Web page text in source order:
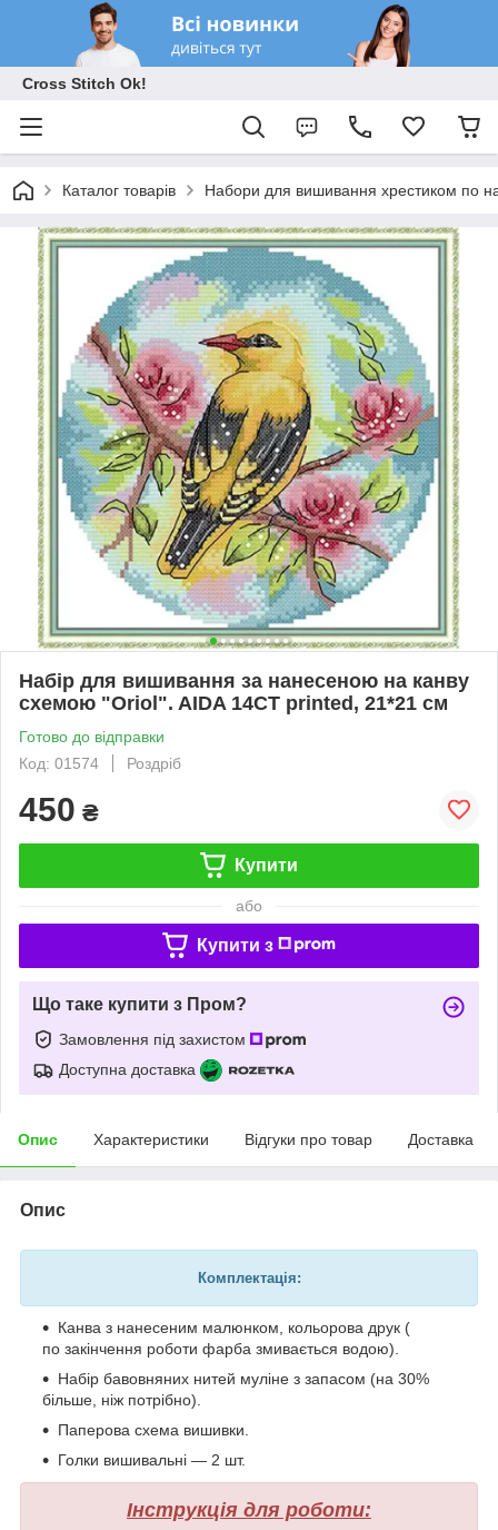
Cross Stitch Ok!
Каталог товарів Набори для вишивання хрестиком по
Набір для вишивання за нанесеною на канву
схемою "Oriol". AIDA 14CT printed, 21*21 см
Готово до відправки
Код: 01574
Роздріб
450 ₴
Купити
або
Купити з
Що таке купити з Пром?
Замовлення під захистом
Доступна доставка
Опис Характеристики Відгуки про товар Доставка
Опис
Комплектація:
Канва з нанесеним малюнком, кольорова друк (
по закінчення роботи фарба змивається водою).
Набір бавовняних нитей муліне з запасом (на 30%
більше, ніж потрібно).
Паперова схема вишивки.
Голки вишивальні — 2 шт.
Інструкція для роботи: